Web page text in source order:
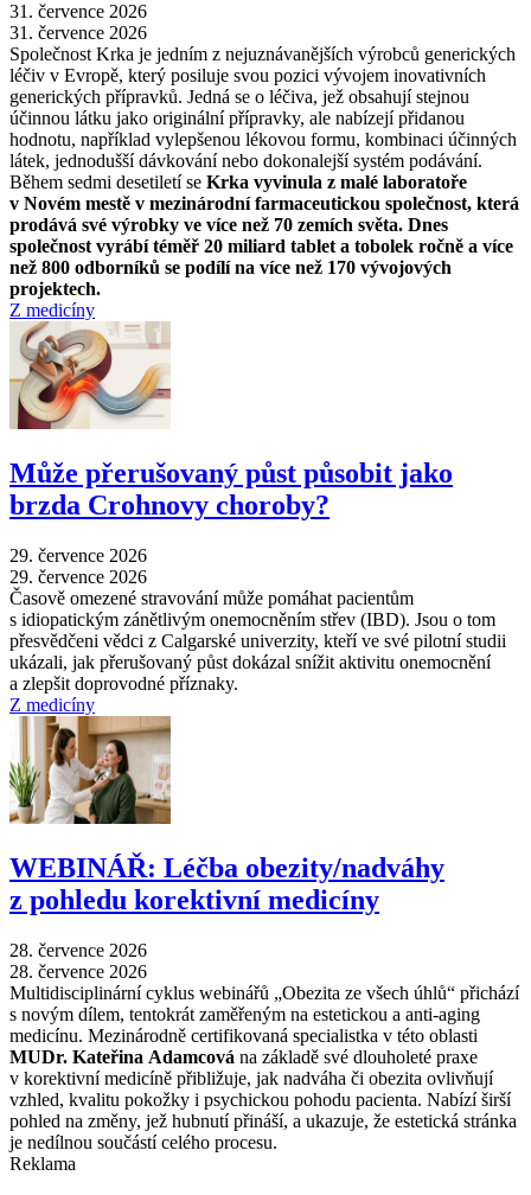
31. července 2026
31. července 2026
Společnost Krka je jedním z nejuznávanějších výrobců generických
léčiv v Evropě, který posiluje svou pozici vývojem inovativních
generických přípravků. Jedná se o léčiva, jež obsahují stejnou
účinnou látku jako originální přípravky, ale nabízejí přidanou
hodnotu, například vylepšenou lékovou formu, kombinaci účinných
látek, jednodušší dávkování nebo dokonalejší systém podávání.
Během sedmi desetiletí se Krka vyvinula z malé laboratoře
v Novém mestě v mezinárodní farmaceutickou společnost, která
prodává své výrobky ve více než 70 zemích světa. Dnes
společnost vyrábí téměř 20 miliard tablet a tobolek ročně a více
než 800 odborníků se podílí na více než 170 vývojových
projektech.
Z medicíny
Může přerušovaný půst působit jako
brzda Crohnovy choroby?
29. července 2026
29. července 2026
Časově omezené stravování může pomáhat pacientům
s idiopatickým zánětlivým onemocněním střev (IBD). Jsou o tom
přesvědčeni vědci z Calgarské univerzity, kteří ve své pilotní studii
ukázali, jak přerušovaný půst dokázal snížit aktivitu onemocnění
a zlepšit doprovodné příznaky.
Z medicíny
WEBINÁŘ: Léčba obezity/nadváhy
z pohledu korektivní medicíny
28. července 2026
28. července 2026
Multidisciplinární cyklus webinářů „Obezita ze všech úhlů“ přichází
s novým dílem, tentokrát zaměřeným na estetickou a anti-aging
medicínu. Mezinárodně certifikovaná specialistka v této oblasti
MUDr. Kateřina Adamcová na základě své dlouholeté praxe
v korektivní medicíně přibližuje, jak nadváha či obezita ovlivňují
vzhled, kvalitu pokožky i psychickou pohodu pacienta. Nabízí širší
pohled na změny, jež hubnutí přináší, a ukazuje, že estetická stránka
je nedílnou součástí celého procesu.
Reklama